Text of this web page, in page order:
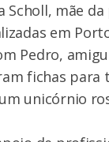
Scholl, mãe
em
Pedro,
fichas
unicórnio